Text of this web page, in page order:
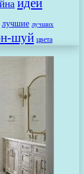
идеи
лучшие лучших
шуй цвета